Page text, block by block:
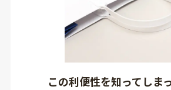
この利便性を知ってし